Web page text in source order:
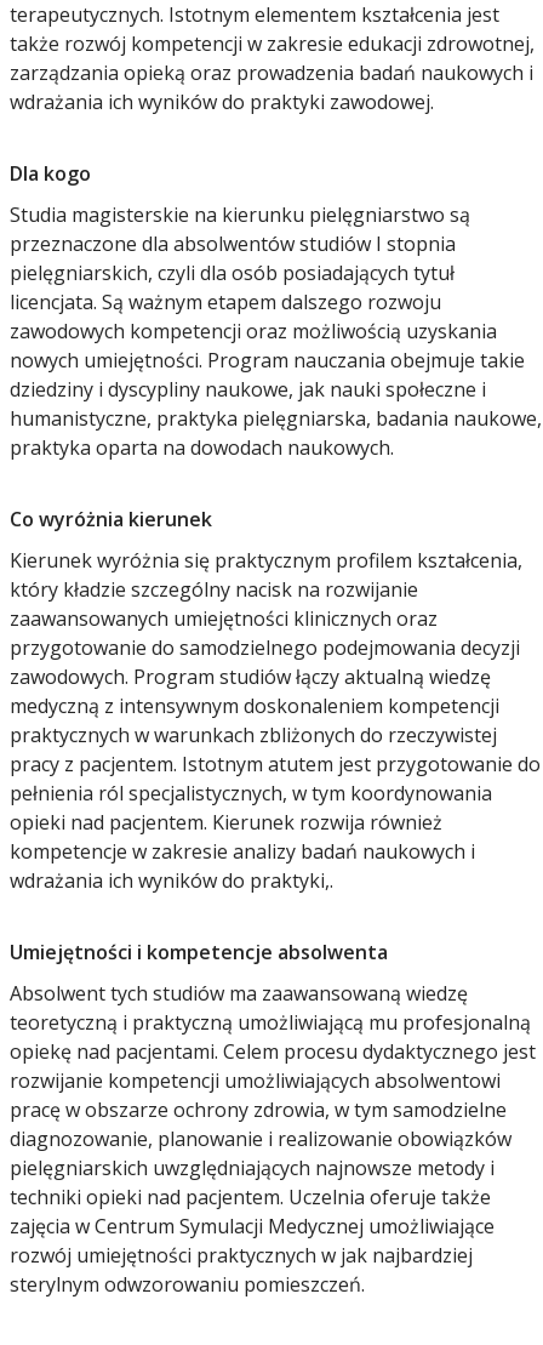
terapeutycznych. Istotnym elementem kształcenia jest
także rozwój kompetencji w zakresie edukacji zdrowotnej,
zarządzania opieką oraz prowadzenia badań naukowych i
wdrażania ich wyników do praktyki zawodowej.
Dla kogo
Studia magisterskie na kierunku pielęgniarstwo są
przeznaczone dla absolwentów studiów I stopnia
pielęgniarskich, czyli dla osób posiadających tytuł
licencjata. Są ważnym etapem dalszego rozwoju
zawodowych kompetencji oraz możliwością uzyskania
nowych umiejętności. Program nauczania obejmuje takie
dziedziny i dyscypliny naukowe, jak nauki społeczne i
humanistyczne, praktyka pielęgniarska, badania naukowe,
praktyka oparta na dowodach naukowych.
Co wyróżnia kierunek
Kierunek wyróżnia się praktycznym profilem kształcenia,
który kładzie szczególny nacisk na rozwijanie
zaawansowanych umiejętności klinicznych oraz
przygotowanie do samodzielnego podejmowania decyzji
zawodowych. Program studiów łączy aktualną wiedzę
medyczną z intensywnym doskonaleniem kompetencji
praktycznych w warunkach zbliżonych do rzeczywistej
pracy z pacjentem. Istotnym atutem jest przygotowanie do
pełnienia ról specjalistycznych, w tym koordynowania
opieki nad pacjentem. Kierunek rozwija również
kompetencje w zakresie analizy badań naukowych i
wdrażania ich wyników do praktyki,.
Umiejętności i kompetencje absolwenta
Absolwent tych studiów ma zaawansowaną wiedzę
teoretyczną i praktyczną umożliwiającą mu profesjonalną
opiekę nad pacjentami. Celem procesu dydaktycznego jest
rozwijanie kompetencji umożliwiających absolwentowi
pracę w obszarze ochrony zdrowia, w tym samodzielne
diagnozowanie, planowanie i realizowanie obowiązków
pielęgniarskich uwzględniających najnowsze metody i
techniki opieki nad pacjentem. Uczelnia oferuje także
zajęcia w Centrum Symulacji Medycznej umożliwiające
rozwój umiejętności praktycznych w jak najbardziej
sterylnym odwzorowaniu pomieszczeń.